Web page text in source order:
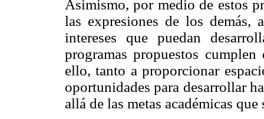
Asimismo, por medio de estos
las expresiones de los demás,
intereses que puedan
programas propuestos
ello, tanto a proporcionar
oportunidades para desarrollar
allá de las metas académicas